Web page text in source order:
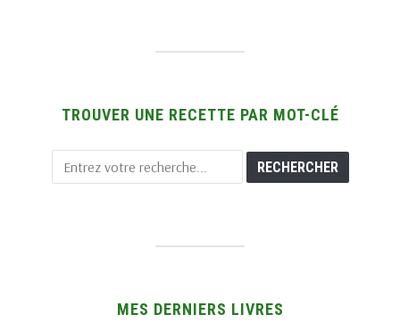
TROUVER UNE RECETTE PAR MOT-CLÉ
MES DERNIERS LIVRES